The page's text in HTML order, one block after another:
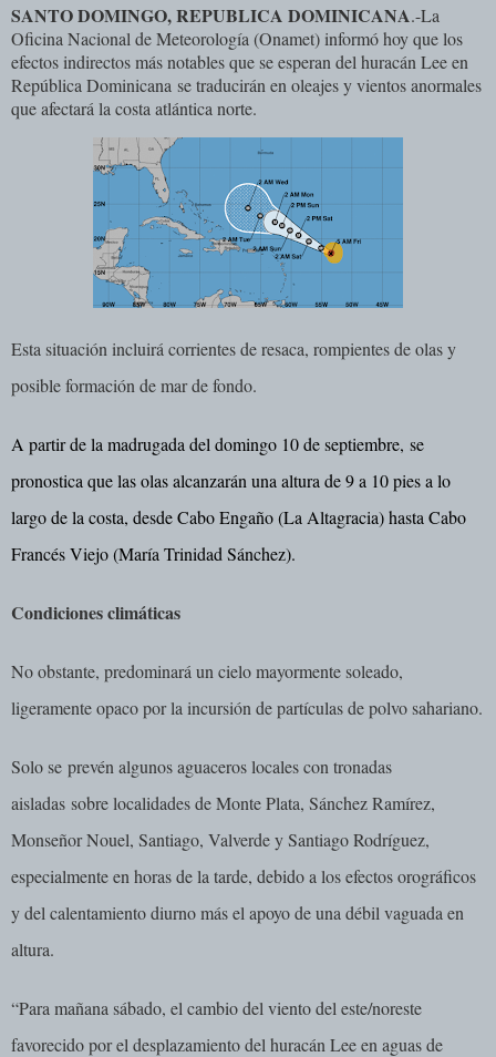
SANTO DOMINGO, REPUBLICA DOMINICANA.-La
Oficina Nacional de Meteorología (Onamet) informó hoy que los
efectos indirectos más notables que se esperan del huracán Lee en
República Dominicana se traducirán en oleajes y vientos anormales
que afectará la costa atlántica norte.
Esta situación incluirá corrientes de resaca, rompientes de olas y
posible formación de mar de fondo.
A partir de la madrugada del domingo 10 de septiembre, se
pronostica que las olas alcanzarán una altura de 9 a 10 pies a lo
largo de la costa, desde Cabo Engaño (La Altagracia) hasta Cabo
Francés Viejo (María Trinidad Sánchez).
Condiciones climáticas
No obstante, predominará un cielo mayormente soleado,
ligeramente opaco por la incursión de partículas de polvo sahariano.
Solo se prevén algunos aguaceros locales con tronadas
aisladas sobre localidades de Monte Plata, Sánchez Ramírez,
Monseñor Nouel, Santiago, Valverde y Santiago Rodríguez,
especialmente en horas de la tarde, debido a los efectos orográficos
y del calentamiento diurno más el apoyo de una débil vaguada en
altura.
“Para mañana sábado, el cambio del viento del este/noreste
favorecido por el desplazamiento del huracán Lee en aguas de